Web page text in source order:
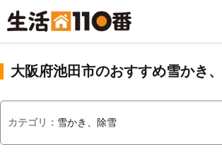
大阪府池田市のおすすめ雪かき
カテゴリ： 雪かき、除雪